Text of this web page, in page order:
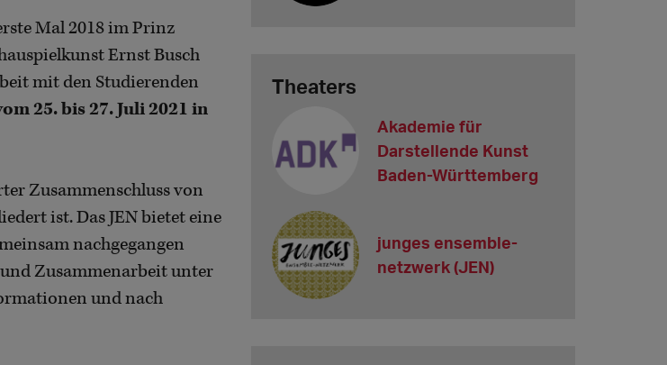
Mal 2018 im Prinz
Ernst Busch
mit den Studierenden
25. bis 27. Juli 2021 in
Zusammenschluss von
ist. Das JEN bietet eine
nachgegangen
Zusammenarbeit unter
und nach
Theaters
Akademie für
Darstellende Kunst
Baden-Württemberg
junges ensemble-
netzwerk (JEN)